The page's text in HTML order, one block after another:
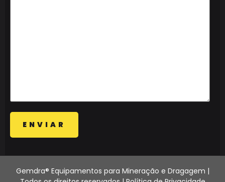
Gemdra® Equipamentos para Mineração e Dragagem |